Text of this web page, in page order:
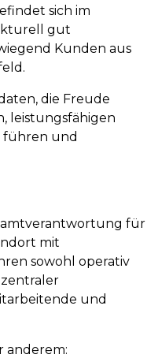
sich im
gut
Kunden aus
die Freude
leistungsfähigen
führen und
für
mit
sowohl operativ
und
anderem: